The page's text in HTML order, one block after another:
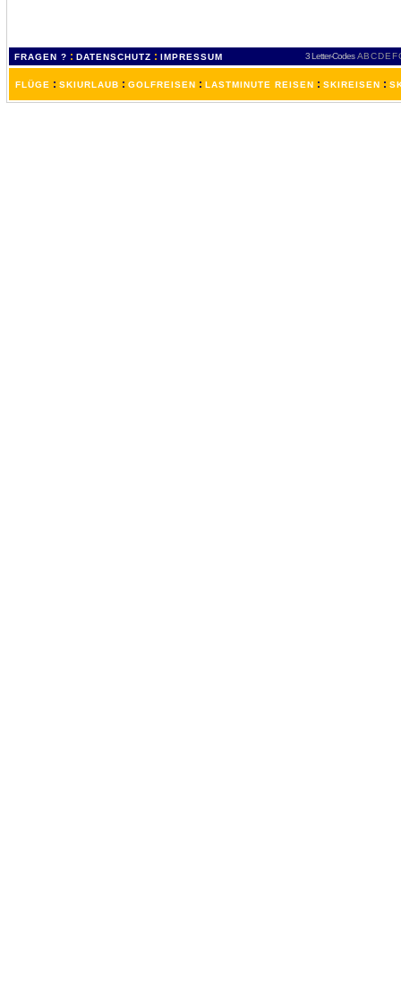
FRAGEN ? : DATENSCHUTZ : IMPRESSUM 3 Letter-Codes ABCDEF
FLÜGE : SKIURLAUB : GOLFREISEN : LASTMINUTE REISEN : SKIREISEN :